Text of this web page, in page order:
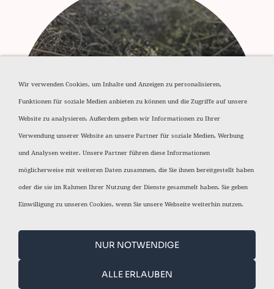
Aluminium Späne
HAFTUNGSAUSSCHLUSSIMPRESSUM
Wir verwenden Cookies, um Inhalte und Anzeigen zu personalisieren,
Funktionen für soziale Medien anbieten zu können und die Zugriffe auf unsere
Website zu analysieren. Außerdem geben wir Informationen zu Ihrer
Verwendung unserer Website an unsere Partner für soziale Medien, Werbung
und Analysen weiter. Unsere Partner führen diese Informationen
möglicherweise mit weiteren Daten zusammen, die Sie ihnen bereitgestellt haben
oder die sie im Rahmen Ihrer Nutzung der Dienste gesammelt haben. Sie geben
Einwilligung zu unseren Cookies, wenn Sie unsere Webseite weiterhin nutzen.
NUR NOTWENDIGE
ALLE ERLAUBEN